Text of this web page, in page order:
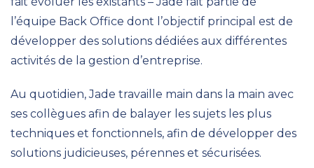
l’équipe Back Office dont l’objectif principal est de
développer des solutions dédiées aux différentes
activités de la gestion d’entreprise.
Au quotidien, Jade travaille main dans la main avec
ses collègues afin de balayer les sujets les plus
techniques et fonctionnels, afin de développer des
solutions judicieuses, pérennes et sécurisées.